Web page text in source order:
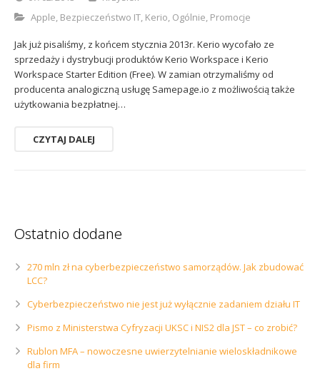
Sophos
Polityka prywatności
Apple, Bezpieczeństwo IT, Kerio, Ogólnie, Promocje
Jak już pisaliśmy, z końcem stycznia 2013r. Kerio wycofało ze
sprzedaży i dystrybucji produktów Kerio Workspace i Kerio
Workspace Starter Edition (Free). W zamian otrzymaliśmy od
producenta analogiczną usługę Samepage.io z możliwością także
użytkowania bezpłatnej…
CZYTAJ DALEJ
Ostatnio dodane
270 mln zł na cyberbezpieczeństwo samorządów. Jak zbudować
LCC?
Cyberbezpieczeństwo nie jest już wyłącznie zadaniem działu IT
Pismo z Ministerstwa Cyfryzacji UKSC i NIS2 dla JST – co zrobić?
Rublon MFA – nowoczesne uwierzytelnianie wieloskładnikowe
dla firm